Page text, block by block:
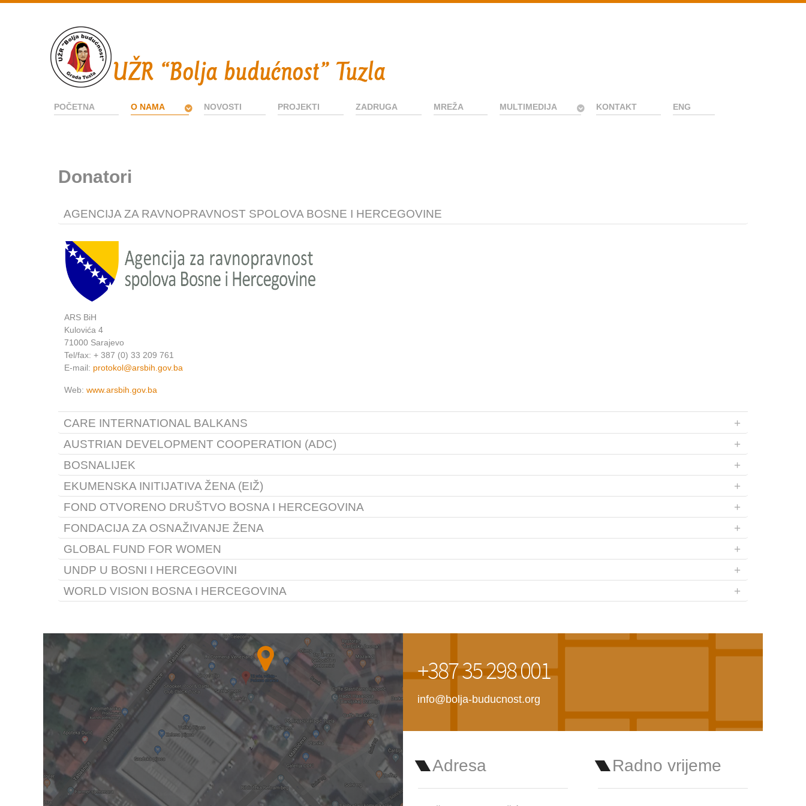
POČETNA O NAMA NOVOSTI PROJEKTI ZADRUGA MREŽA MULTIMEDIJA KONTAKT ENG
Donatori
AGENCIJA ZA RAVNOPRAVNOST SPOLOVA BOSNE I HERCEGOVINE
ARS BiH
Kulovića 4
71000 Sarajevo
Tel/fax: + 387 (0) 33 209 761
E-mail: protokol@arsbih.gov.ba
Web: www.arsbih.gov.ba
CARE INTERNATIONAL BALKANS
+
AUSTRIAN DEVELOPMENT COOPERATION (ADC)
+
office@ada.gv.at
www.entwicklung.at
BOSNALIJEK +
info@bosnalijek.ba
EKUMENSKA INITIJATIVA ŽENA (EIŽ) +
eiz@eiz.hr
www.eiz.hr
FOND OTVORENO DRUŠTVO BOSNA I HERCEGOVINA +
osf@soros.org.ba
www.osfbih.org.ba
FONDACIJA ZA OSNAŽIVANJE ŽENA +
info@fwebih.org
www.fwebih.org
GLOBAL FUND FOR WOMEN +
eca@globalfundforwomen.org
UNDP U BOSNI I HERCEGOVINI +
registry.ba@undp.org
WORLD VISION BOSNA I HERCEGOVINA +
+387 35 298 001
info@bolja-buducnost.org
Adresa Radno vrijeme